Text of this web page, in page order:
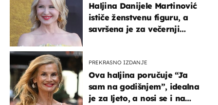
Haljina Danijele Martinović
ističe ženstvenu figuru, a
savršena je za večernji
PREKRASNO IZDANJE
Ova haljina poručuje “Ja
sam na godišnjem”, idealna
je za ljeto, a nosi se i na